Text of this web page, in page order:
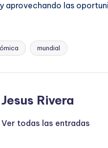
aprovechando las
mundial
Jesus Rivera
Ver todas las entradas